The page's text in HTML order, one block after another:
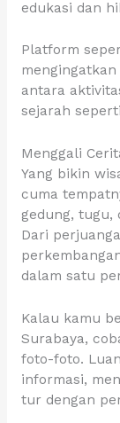
edukasi dan
Platform
antara
sejarah
Menggali
Yang bikin
cuma
gedung, tugu,
Dari
dalam satu
Kalau kamu
Surabaya,
foto-foto.
informasi,
tur dengan